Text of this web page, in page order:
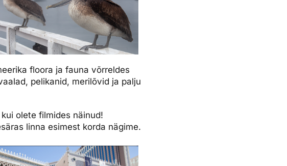
floora ja fauna võrreldes
pelikanid, merilõvid ja palju
olete filmides näinud!
linna esimest korda nägime.